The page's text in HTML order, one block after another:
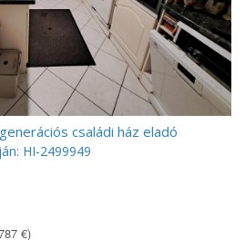
családi ház eladó
HI-2499949
€)